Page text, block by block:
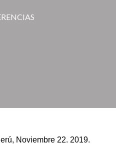
Noviembre 22. 2019.